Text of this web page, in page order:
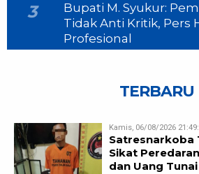
3
Bupati M. Syukur:
Tidak Anti Kritik, Pers
Profesional
TERBARU
Kamis, 06/08/2026
Satresnarkoba
Sikat
dan Uang